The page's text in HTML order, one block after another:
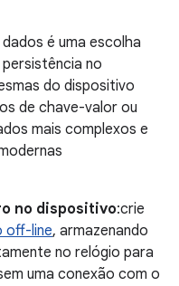
é uma escolha
no
do dispositivo
de chave-valor ou
mais complexos e
no dispositivo:crie
off-line, armazenando
no relógio para
uma conexão com o